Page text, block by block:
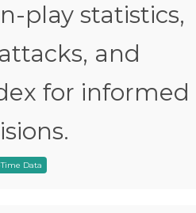
play statistics,
and
for informed
Data